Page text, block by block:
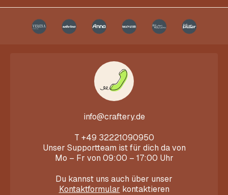
info@craftery.de
T +49 32221090950
Unser Supportteam ist für dich da von
Mo – Fr von 09:00 – 17:00 Uhr
Du kannst uns auch über unser
Kontaktformular kontaktieren